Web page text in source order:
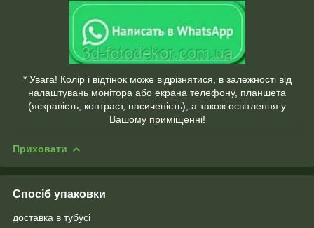
* Увага! Колір і відтінок може відрізнятися, в залежності від
налаштувань монітора або екрана телефону, планшета
(яскравість, контраст, насиченість), а також освітлення у
Вашому приміщенні!
Приховати
Спосіб упаковки
доставка в тубусі